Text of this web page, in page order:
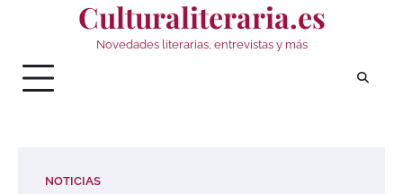
Culturaliteraria.es
Novedades literarias, entrevistas y más
NOTICIAS